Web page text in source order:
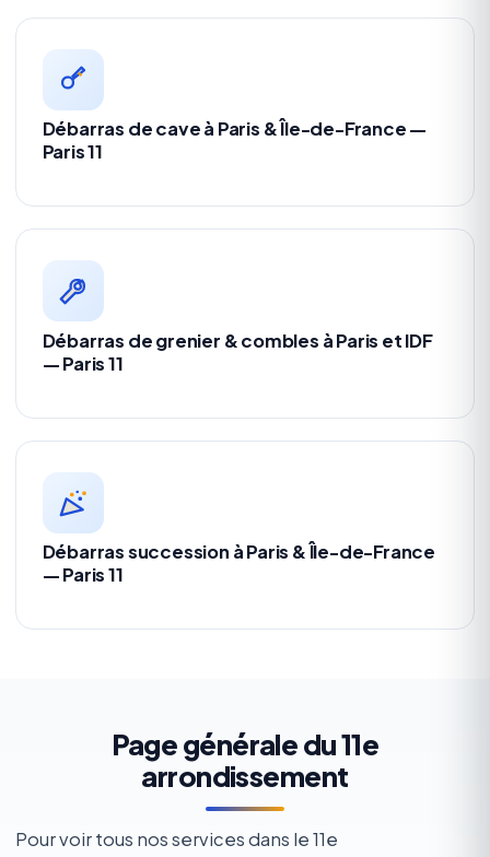
Débarras de cave à Paris & Île-de-France —
Paris 11
Débarras de grenier & combles à Paris et IDF
— Paris 11
Débarras succession à Paris & Île-de-France
— Paris 11
Page générale du 11e
arrondissement
Pour voir tous nos services dans le 11e